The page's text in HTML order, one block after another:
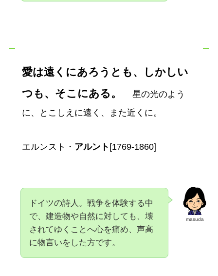
愛は遠くにあろうとも、しかしい
つも、そこにある。
星の光のよう
に、とこしえに遠く、また近くに。
エルンスト・ アルント [1769-1860]
masuda
ドイツの詩人。戦争を体験する中
で、建造物や自然に対しても、壊
されてゆくことへ心を痛め、声高
に物言いをした方です。